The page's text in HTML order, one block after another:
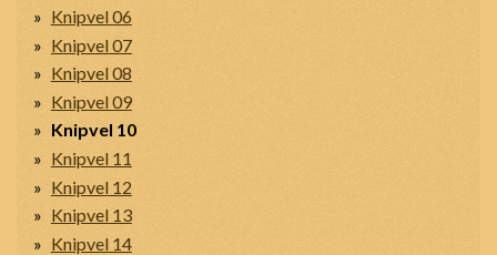
Knipvel 06
Knipvel 07
Knipvel 08
Knipvel 09
Knipvel 10
Knipvel 11
Knipvel 12
Knipvel 13
Knipvel 14